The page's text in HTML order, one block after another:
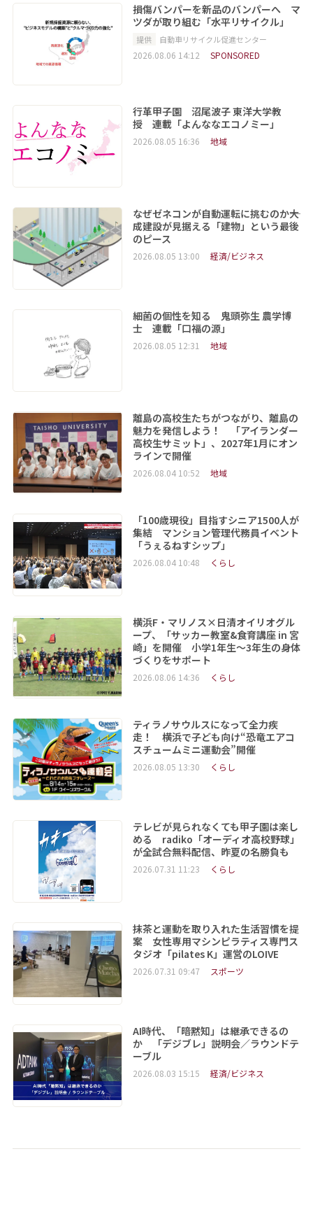
損傷バンパーを新品のバンパーへ マ
ツダが取り組む「水平リサイクル」
提供 自動車リサイクル促進センター
2026.08.06 14:12 SPONSORED
行革甲子園 沼尾波子 東洋大学教
授 連載「よんななエコノミー」
2026.08.05 16:36 地域
なぜゼネコンが自動運転に挑むのか――大
成建設が見据える「建物」という最後
のピース
2026.08.05 13:00 経済/ビジネス
細菌の個性を知る 鬼頭弥生 農学博
士 連載「口福の源」
2026.08.05 12:31 地域
離島の高校生たちがつながり、離島の
魅力を発信しよう！ 「アイランダー
高校生サミット」、2027年1月にオン
ラインで開催
2026.08.04 10:52 地域
「100歳現役」目指すシニア1500人が
集結 マンション管理代務員イベント
「うぇるねすシップ」
2026.08.04 10:48 くらし
横浜F・マリノス×日清オイリオグル
ープ、「サッカー教室&食育講座 in 宮
崎」を開催 小学1年生～3年生の身体
づくりをサポート
2026.08.06 14:36 くらし
ティラノサウルスになって全力疾
走！ 横浜で子ども向け“恐竜エアコ
スチュームミニ運動会”開催
2026.08.05 13:30 くらし
テレビが見られなくても甲子園は楽し
める radiko「オーディオ高校野球」
が全試合無料配信、昨夏の名勝負も
2026.07.31 11:23 くらし
抹茶と運動を取り入れた生活習慣を提
案 女性専用マシンピラティス専門ス
タジオ「pilates K」運営のLOIVE
2026.07.31 09:47 スポーツ
AI時代、「暗黙知」は継承できるの
か 「デジブレ」説明会／ラウンドテ
ーブル
2026.08.03 15:15 経済/ビジネス